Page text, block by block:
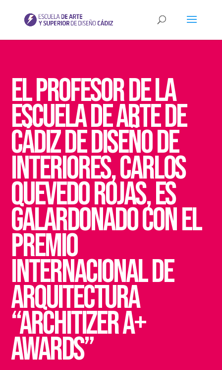
EL PROFESOR DE LA
ESCUELA DE ARTE DE
CÁDIZ DE DISEÑO DE
INTERIORES, CARLOS
QUEVEDO ROJAS, ES
GALARDONADO CON EL
PREMIO
INTERNACIONAL DE
ARQUITECTURA
“ARCHITIZER A+
AWARDS”